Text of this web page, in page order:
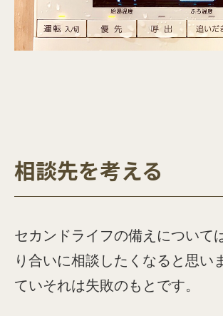
相談先を考える
セカンドライフの備えについて
り合いに相談したくなると思い
ていそれは失敗のもとです。